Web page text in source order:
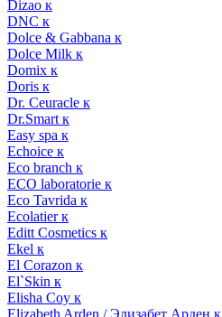
Dizao к
DNC к
Dolce & Gabbana к
Dolce Milk к
Domix к
Doris к
Dr. Ceuracle к
Dr.Smart к
Easy spa к
Echoice к
Eco branch к
ECO laboratorie к
Eco Tavrida к
Ecolatier к
Editt Cosmetics к
Ekel к
El Corazon к
El`Skin к
Elisha Coy к
Elizabeth Arden / Элизабет Арден к